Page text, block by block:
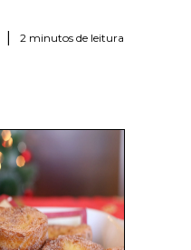
2 minutos de leitura